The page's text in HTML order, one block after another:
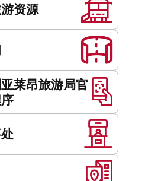
资源
莱昂旅游局官